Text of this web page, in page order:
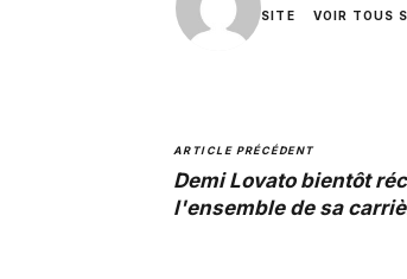
SITE VOIR TOUS
ARTICLE PRÉCÉDENT
Demi Lovato bientôt
l'ensemble de sa